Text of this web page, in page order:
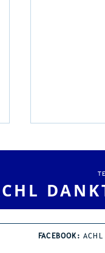
Drie
FACEBOOK:ACHL